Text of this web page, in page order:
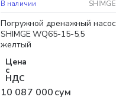
Бесплатная доставка
В наличии SHIMGE
Погружной дренажный насос
SHIMGE WQ65-15-5,5
желтый
Цена
с
НДС
10 087 000 сум